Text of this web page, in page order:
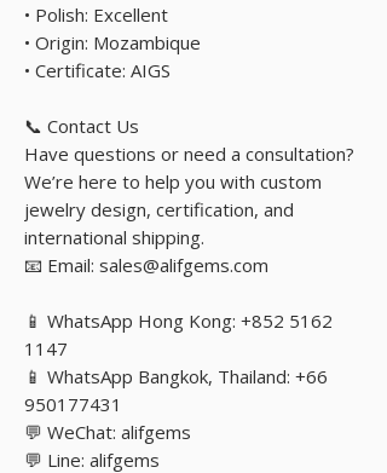
• Polish: Excellent
• Origin: Mozambique
• Certificate: AIGS
📞 Contact Us
Have questions or need a consultation?
We’re here to help you with custom
jewelry design, certification, and
international shipping.
📧 Email: sales@alifgems.com
📱 WhatsApp Hong Kong: +852 5162
1147
📱 WhatsApp Bangkok, Thailand: +66
950177431
💬 WeChat: alifgems
💬 Line: alifgems